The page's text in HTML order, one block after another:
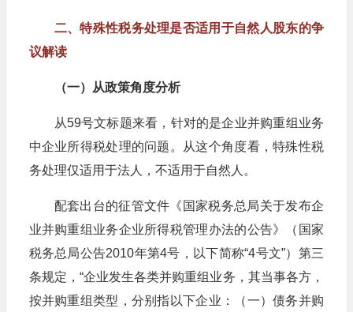
二、特殊性税务处理是否适用于自然人股东的争
议解读
（一）从政策角度分析
从59号文标题来看，针对的是企业并购重组业务
中企业所得税处理的问题。从这个角度看，特殊性税
务处理仅适用于法人，不适用于自然人。
配套出台的征管文件《国家税务总局关于发布企
业并购重组业务企业所得税管理办法的公告》（国家
税务总局公告2010年第4号，以下简称“4号文”）第三
条规定，“企业发生各类并购重组业务，其当事各方，
按并购重组类型，分别指以下企业：（一）债务并购